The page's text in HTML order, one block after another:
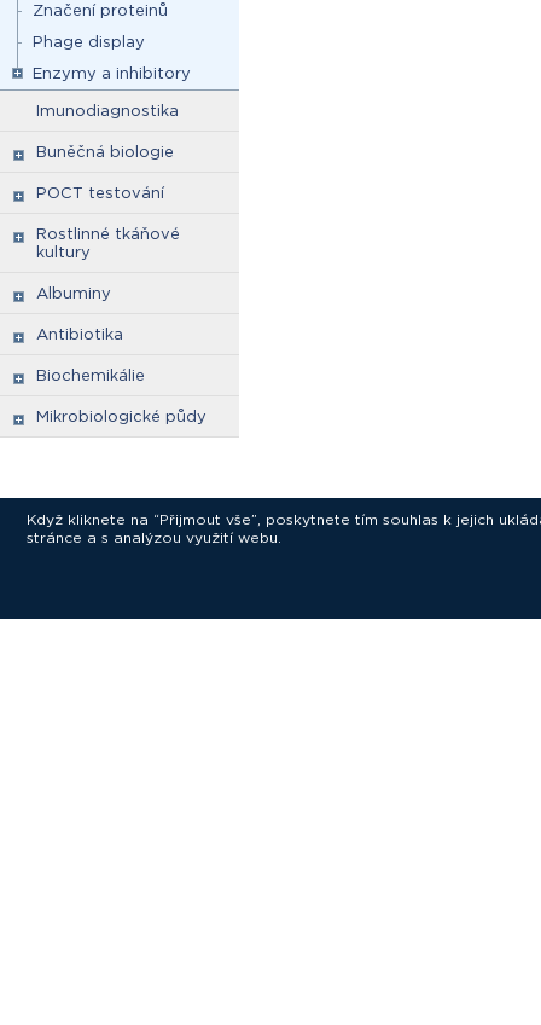
Značení proteinů
Phage display
Enzymy a inhibitory
Imunodiagnostika
Buněčná biologie
POCT testování
Rostlinné tkáňové
kultury
Albuminy
Antibiotika
Biochemikálie
Mikrobiologické půdy
Když kliknete na “Přijmout vše”, poskytnete tím souhlas k jejich
stránce a s analýzou využití webu.